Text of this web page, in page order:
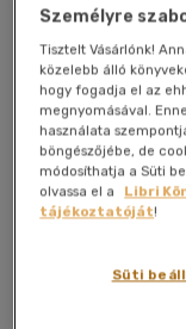
Személyre
Tisztelt Vásárlónk!
közelebb álló
hogy fogadja el az
megnyomásával.
használata
böngészőjébe, de
módosíthatja a Süti
olvassa el a
Libri
tájékoztatóját!
Süti